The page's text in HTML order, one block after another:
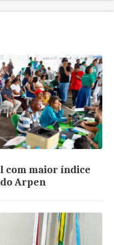
com maior índice
Arpen